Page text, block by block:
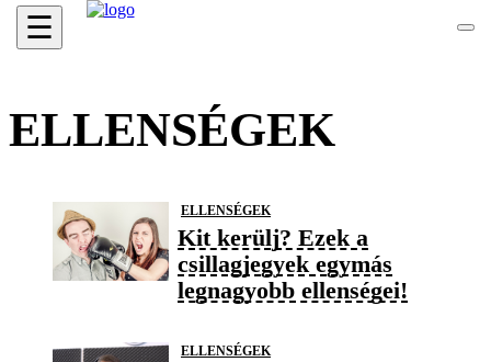
☰
ELLENSÉGEK
ELLENSÉGEK
Kit kerülj? Ezek a
csillagjegyek egymás
legnagyobb ellenségei!
ELLENSÉGEK